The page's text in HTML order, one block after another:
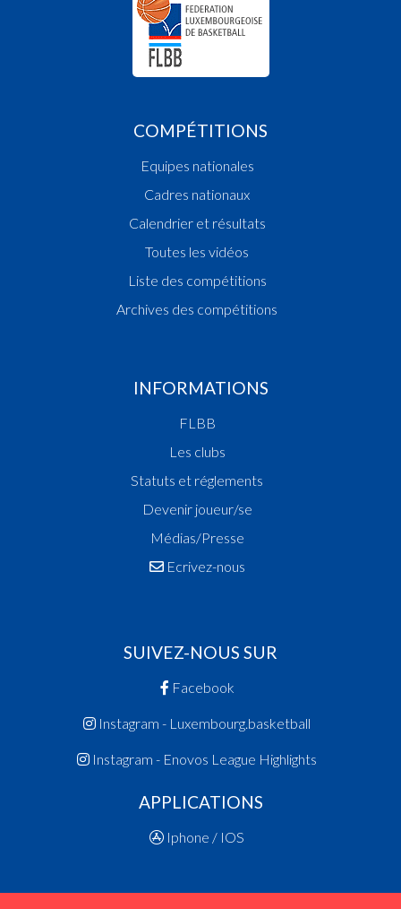
COMPÉTITIONS
Equipes nationales
Cadres nationaux
Calendrier et résultats
Toutes les vidéos
Liste des compétitions
Archives des compétitions
INFORMATIONS
FLBB
Les clubs
Statuts et réglements
Devenir joueur/se
Médias/Presse
Ecrivez-nous
SUIVEZ-NOUS SUR
Facebook
Instagram - Luxembourg.basketball
Instagram - Enovos League Highlights
APPLICATIONS
Iphone / IOS